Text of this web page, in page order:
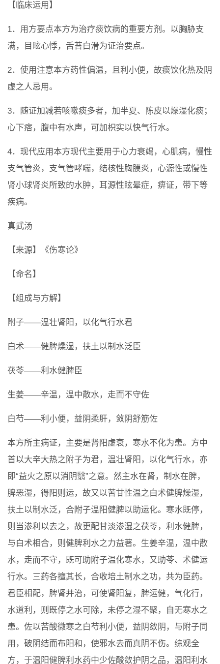
【临床运用】
1．用方要点本方为治疗痰饮病的重要方剂。以胸胁支
满，目眩心悸，舌苔白滑为证治要点。
2．使用注意本方药性偏温，且利小便，故痰饮化热及阴
虚之人忌用。
3．随证加减若咳嗽痰多者，加半夏、陈皮以燥湿化痰；
心下痞，腹中有水声，可加枳实以快气行水。
4．现代应用本方现代主要用于心力衰竭，心肌病，慢性
支气管炎，支气管哮喘，结核性胸膜炎，心源性或慢性
肾小球肾炎所致的水肿，耳源性眩晕症，痹证，带下等
疾病。
真武汤
【来源】《伤寒论》
【命名】
【组成与方解】
附子――温壮肾阳，以化气行水君
白术――健脾燥湿，扶土以制水泛臣
茯苓――利水健脾臣
生姜――辛温，温中散水，走而不守佐
白芍――利小便，益阴柔肝，敛阴舒筋佐
本方所主病证，主要是肾阳虚衰，寒水不化为患。方中
首以大辛大热之附子为君，温壮肾阳，以化气行水，亦
即“益火之原以消阴翳”之意。然主水在肾，制水在脾，
脾恶湿，得阳则运，故又以苦甘性温之白术健脾燥湿，
扶土以制水泛，合附子温阳健脾以助运化。寒水既停，
则当渗利以去之，故更配甘淡渗湿之茯苓，利水健脾，
与白术相合，则健脾利水之力益著。生姜辛温，温中散
水，走而不守，既可助附子温化寒水，又助苓、术健运
行水。三药各擅其长，合收培土制水之功，共为臣药。
君臣相配，脾肾并治，可使肾阳复，脾运健，气化行，
水道利，则既停之水可除，未停之湿不聚，自无寒水之
患。佐以苦酸微寒之白芍利小便，益阴敛阴，与附子同
用，破阴结而布阳和，使邪水去而真阴不伤。综观全
方，于温阳健脾利水药中少佐酸敛护阴之品，温阳利水